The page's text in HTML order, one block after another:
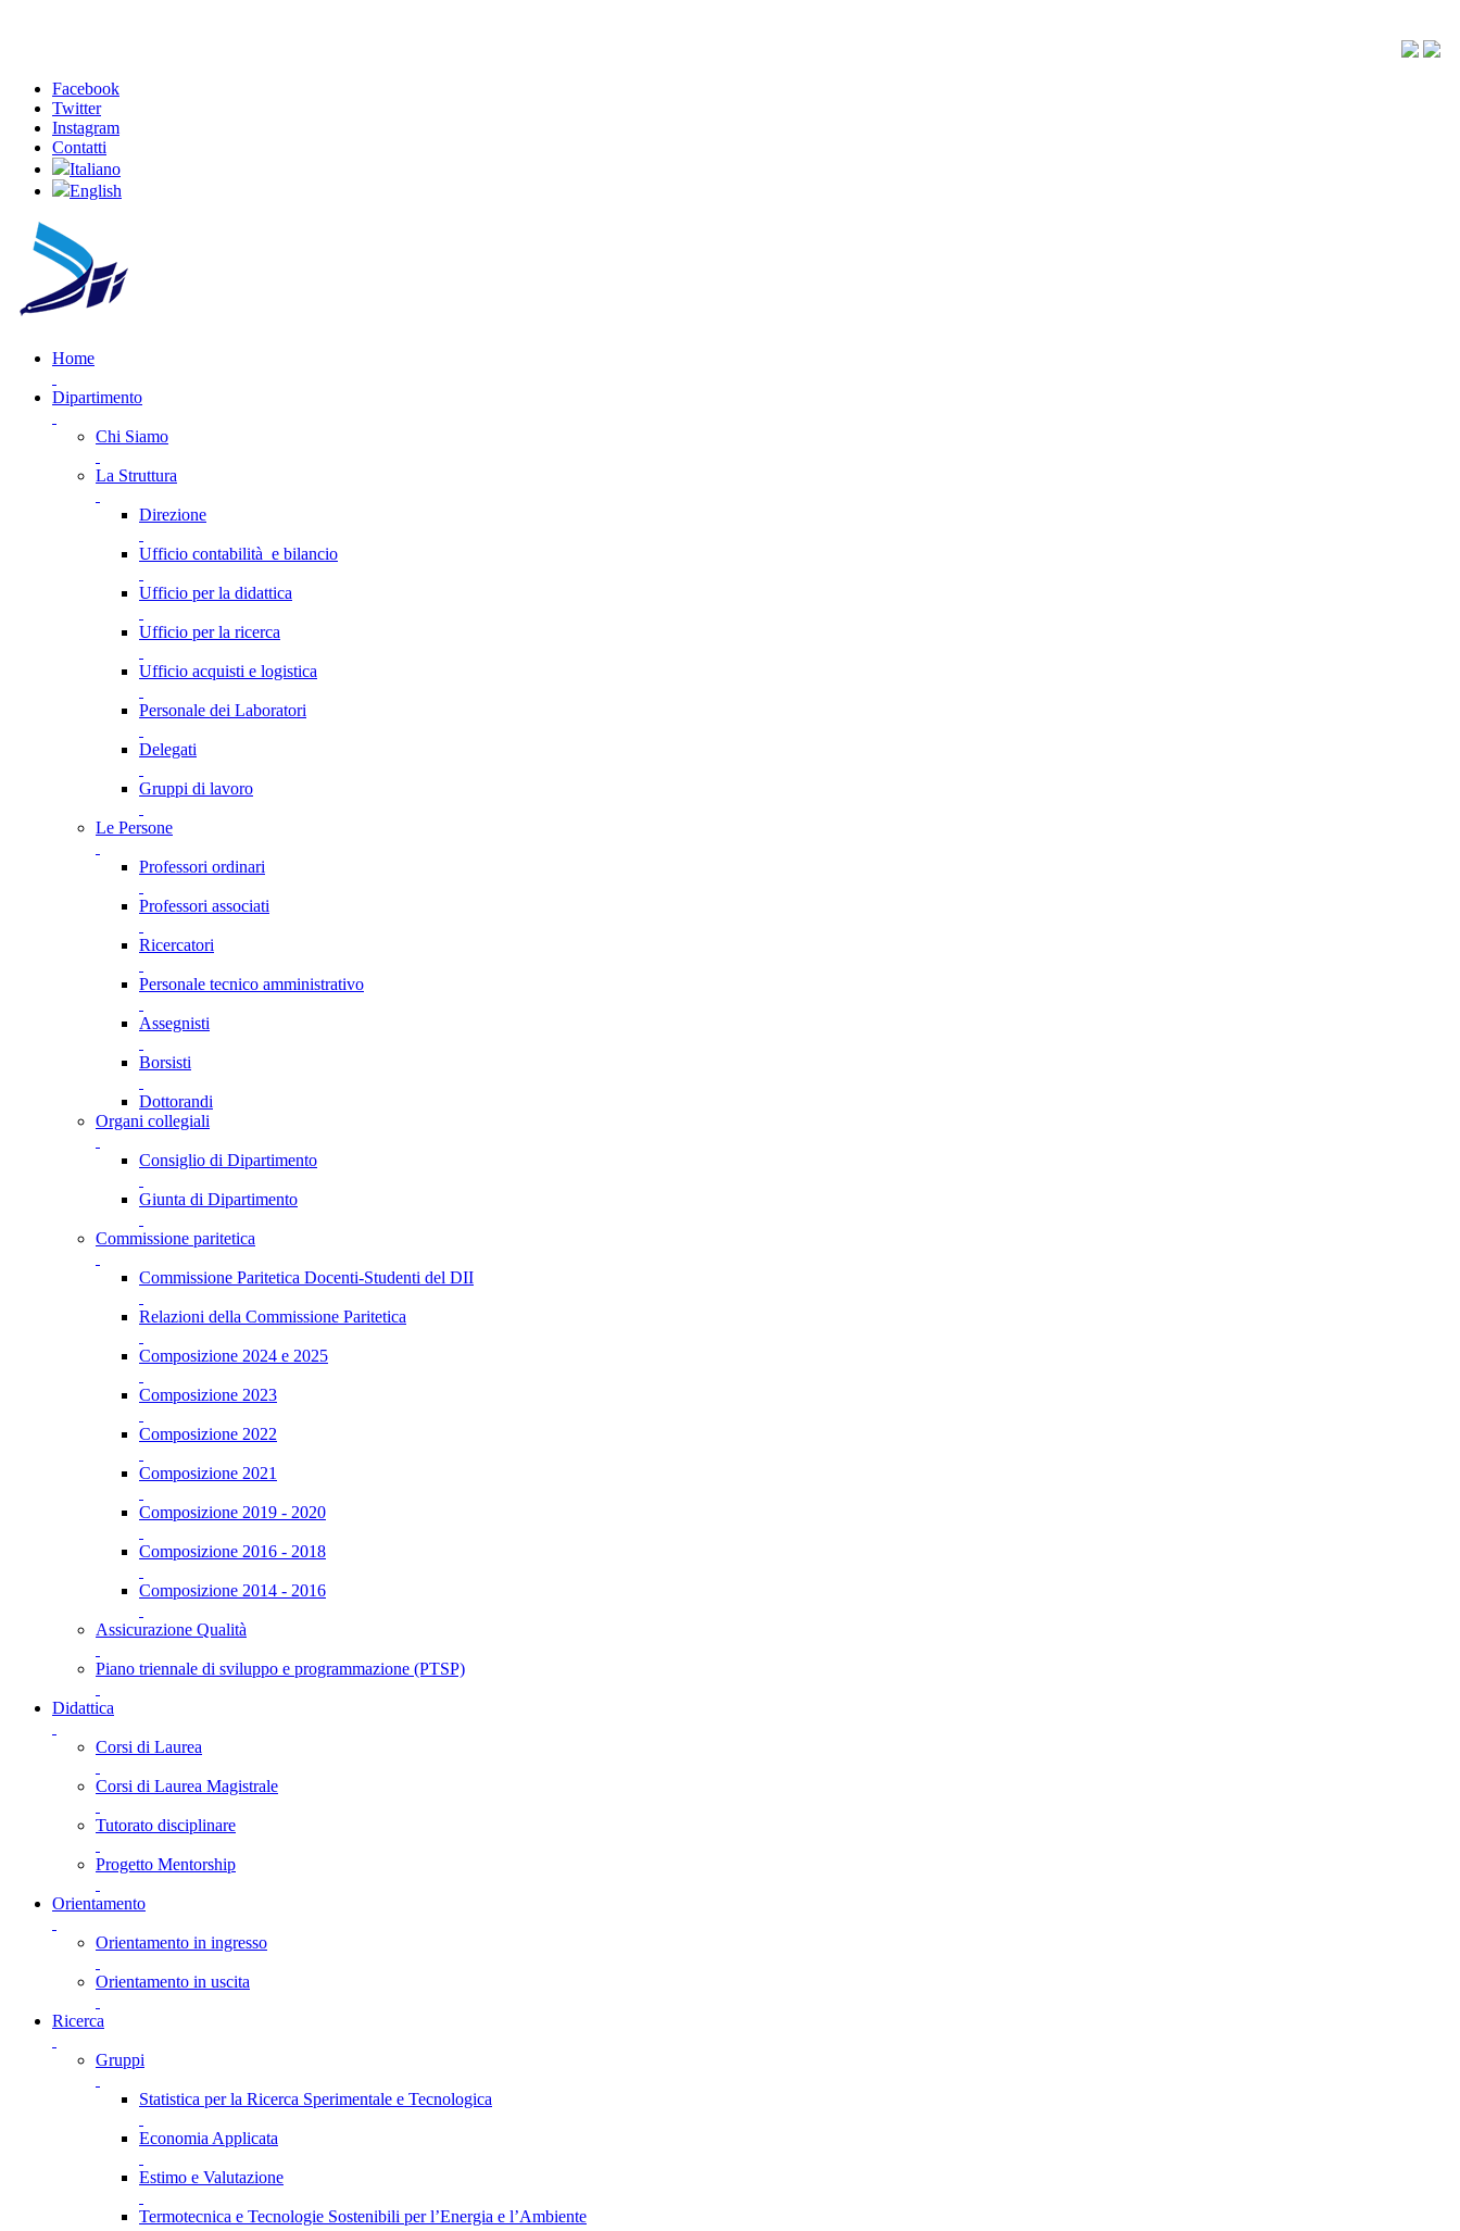
Facebook
Twitter
Instagram
Contatti
Italiano
English
Home
Dipartimento
Chi Siamo
La Struttura
Direzione
Ufficio contabilità e bilancio
Ufficio per la didattica
Ufficio per la ricerca
Ufficio acquisti e logistica
Personale dei Laboratori
Delegati
Gruppi di lavoro
Le Persone
Professori ordinari
Professori associati
Ricercatori
Personale tecnico amministrativo
Assegnisti
Borsisti
Dottorandi
Organi collegiali
Consiglio di Dipartimento
Giunta di Dipartimento
Commissione paritetica
Commissione Paritetica Docenti-Studenti del DII
Relazioni della Commissione Paritetica
Composizione 2024 e 2025
Composizione 2023
Composizione 2022
Composizione 2021
Composizione 2019 - 2020
Composizione 2016 - 2018
Composizione 2014 - 2016
Assicurazione Qualità
Piano triennale di sviluppo e programmazione (PTSP)
Didattica
Corsi di Laurea
Corsi di Laurea Magistrale
Tutorato disciplinare
Progetto Mentorship
Orientamento
Orientamento in ingresso
Orientamento in uscita
Ricerca
Gruppi
Statistica per la Ricerca Sperimentale e Tecnologica
Economia Applicata
Estimo e Valutazione
Termotecnica e Tecnologie Sostenibili per l’Energia e l’Ambiente